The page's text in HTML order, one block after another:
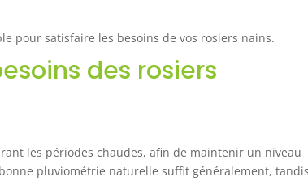
pour satisfaire les besoins de vos rosiers nains.
des rosiers
les périodes chaudes, afin de maintenir un niveau
pluviométrie naturelle suffit généralement,